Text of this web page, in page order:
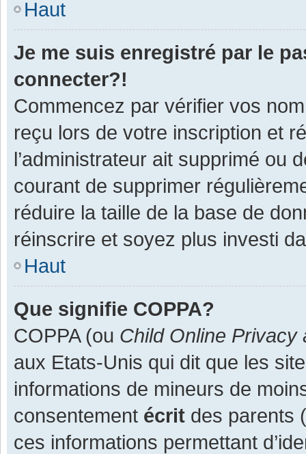
Haut
Je me suis enregistré par le
connecter?!
Commencez par vérifier vos
reçu lors de votre inscription et
l’administrateur ait supprimé ou
courant de supprimer
réduire la taille de la base de
réinscrire et soyez plus investi
Haut
Que signifie COPPA?
COPPA (ou Child Online Privacy
aux Etats-Unis qui dit que les
informations de mineurs de
consentement écrit des parents
ces informations permettant